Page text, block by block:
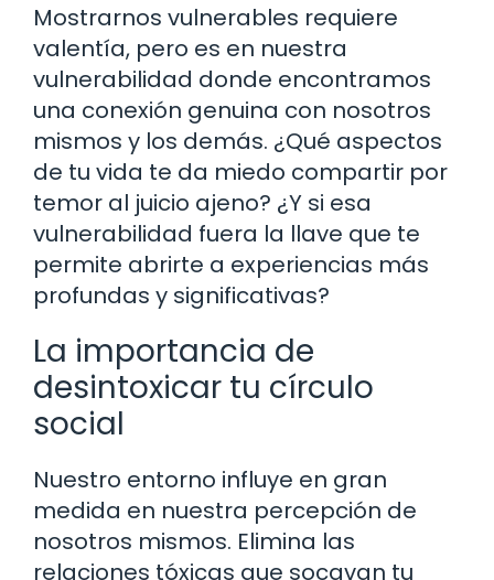
Mostrarnos vulnerables requiere
valentía, pero es en nuestra
vulnerabilidad donde encontramos
una conexión genuina con nosotros
mismos y los demás. ¿Qué aspectos
de tu vida te da miedo compartir por
temor al juicio ajeno? ¿Y si esa
vulnerabilidad fuera la llave que te
permite abrirte a experiencias más
profundas y significativas?
La importancia de
desintoxicar tu círculo
social
Nuestro entorno influye en gran
medida en nuestra percepción de
nosotros mismos. Elimina las
relaciones tóxicas que socavan tu